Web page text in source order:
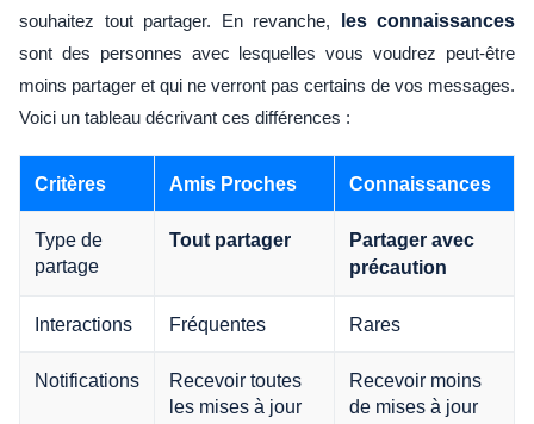
souhaitez tout partager. En revanche,
les connaissances
sont des personnes avec lesquelles vous voudrez peut-être
moins partager et qui ne verront pas certains de vos messages.
Voici un tableau décrivant ces différences :
Critères Amis Proches Connaissances
Type de
partage
Tout partager
Partager avec
précaution
Interactions Fréquentes Rares
Notifications
Recevoir toutes
les mises à jour
Recevoir moins
de mises à jour